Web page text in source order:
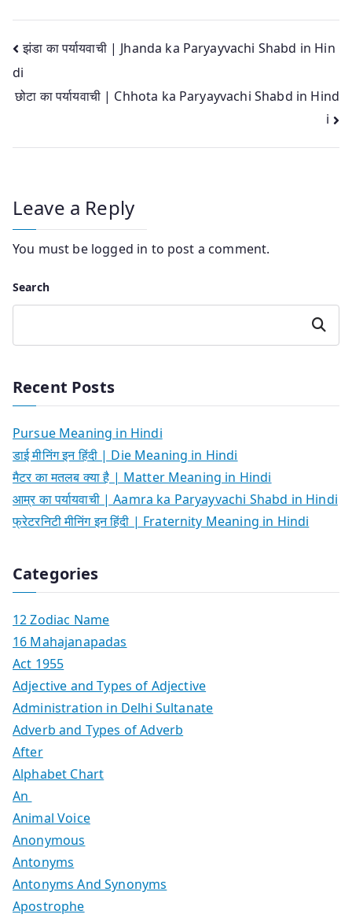
Post
navigation
झंडा का पर्यायवाची | Jhanda ka Paryayvachi Shabd in Hin
di
छोटा का पर्यायवाची | Chhota ka Paryayvachi Shabd in Hind
i
Leave a Reply
You must be logged in to post a comment.
Search
Search
Recent Posts
Pursue Meaning in Hindi
डाई मीनिंग इन हिंदी | Die Meaning in Hindi
मैटर का मतलब क्या है | Matter Meaning in Hindi
आम्र का पर्यायवाची | Aamra ka Paryayvachi Shabd in Hindi
फ्रेटरनिटी मीनिंग इन हिंदी | Fraternity Meaning in Hindi
Categories
12 Zodiac Name
16 Mahajanapadas
Act 1955
Adjective and Types of Adjective
Administration in Delhi Sultanate
Adverb and Types of Adverb
After
Alphabet Chart
An
Animal Voice
Anonymous
Antonyms
Antonyms And Synonyms
Apostrophe